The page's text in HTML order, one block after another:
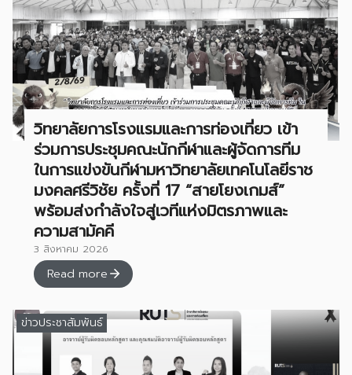
วิทยาลัยการโรงแรมและการท่องเที่ยว เข้า
ร่วมการประชุมคณะนักกีฬาและผู้จัดการทีม
ในการแข่งขันกีฬามหาวิทยาลัยเทคโนโลยีราช
มงคลศรีวิชัย ครั้งที่ 17 “สายโยงเกมส์”
พร้อมส่งกำลังใจสู่เวทีแห่งมิตรภาพและ
ความสามัคคี
3 สิงหาคม 2026
Read more
ข่าวประชาสัมพันธ์